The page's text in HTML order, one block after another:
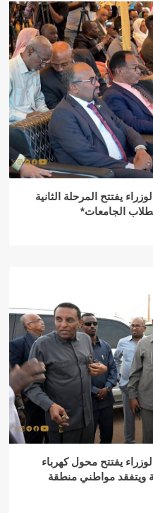
يفتتح المرحلة الثانية
الجامعات*
يفتتح محول كهرباء
ويتفقد مواطني منطقة